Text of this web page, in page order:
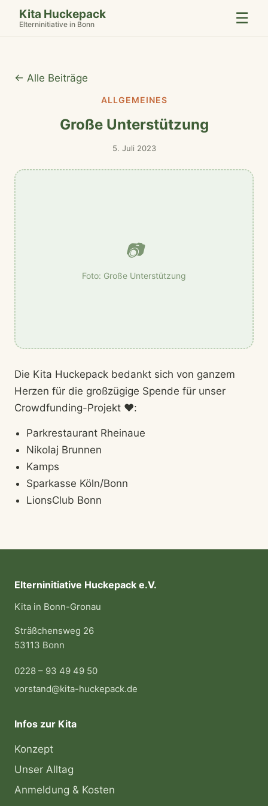
Kita Huckepack
Elterninitiative in Bonn ☰
← Alle Beiträge
ALLGEMEINES
Große Unterstützung
5. Juli 2023
📷
Foto: Große Unterstützung
Die Kita Huckepack bedankt sich von ganzem
Herzen für die großzügige Spende für unser
Crowdfunding-Projekt ❤️:
Parkrestaurant Rheinaue
Nikolaj Brunnen
Kamps
Sparkasse Köln/Bonn
LionsClub Bonn
Elterninitiative Huckepack e.V.
Kita in Bonn-Gronau
Sträßchensweg 26
53113 Bonn
0228 – 93 49 49 50
vorstand@kita-huckepack.de
Infos zur Kita
Konzept
Unser Alltag
Anmeldung & Kosten